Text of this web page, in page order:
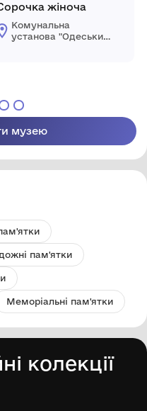
жіноча
Комунальна
установа "Одеський
музею
пам'ятки
Меморіальні пам'ятки
колекції